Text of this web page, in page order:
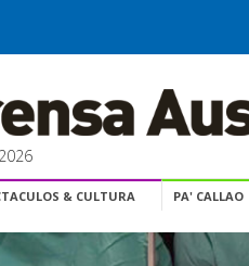
& CULTURA PA' CALLAO